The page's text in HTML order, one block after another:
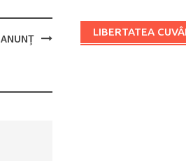
АNUNȚ LIBERTATEA